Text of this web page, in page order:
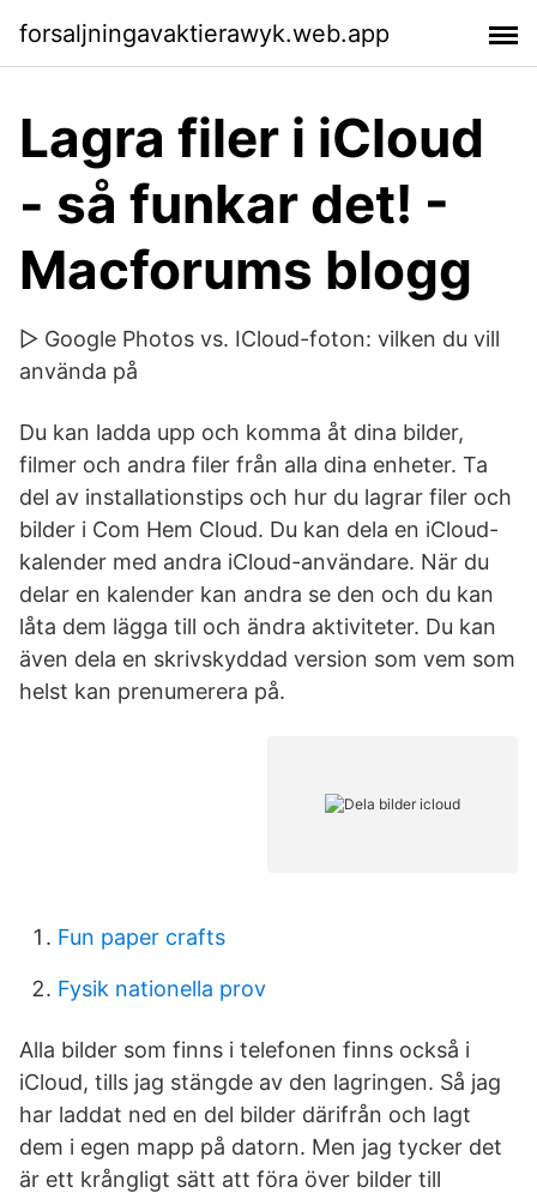
forsaljningavaktierawyk.web.app
Lagra filer i iCloud
- så funkar det! -
Macforums blogg
▷ Google Photos vs. ICloud-foton: vilken du vill
använda på
Du kan ladda upp och komma åt dina bilder,
filmer och andra filer från alla dina enheter. Ta
del av installationstips och hur du lagrar filer och
bilder i Com Hem Cloud. Du kan dela en iCloud-
kalender med andra iCloud-användare. När du
delar en kalender kan andra se den och du kan
låta dem lägga till och ändra aktiviteter. Du kan
även dela en skrivskyddad version som vem som
helst kan prenumerera på.
Fun paper crafts
Fysik nationella prov
Alla bilder som finns i telefonen finns också i
iCloud, tills jag stängde av den lagringen. Så jag
har laddat ned en del bilder därifrån och lagt
dem i egen mapp på datorn. Men jag tycker det
är ett krångligt sätt att föra över bilder till